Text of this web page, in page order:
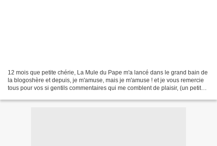
12 mois que petite chérie, La Mule du Pape m'a lancé dans le grand bain de
la blogoshère et depuis, je m'amuse, mais je m'amuse ! et je vous remercie
tous pour vos si gentils commentaires qui me comblent de plaisir, (un petit